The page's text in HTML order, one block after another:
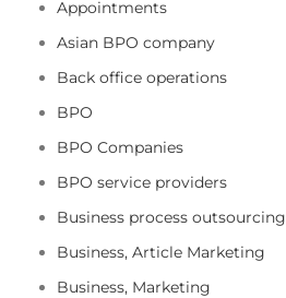
Appointments
Asian BPO company
Back office operations
BPO
BPO Companies
BPO service providers
Business process outsourcing
Business, Article Marketing
Business, Marketing